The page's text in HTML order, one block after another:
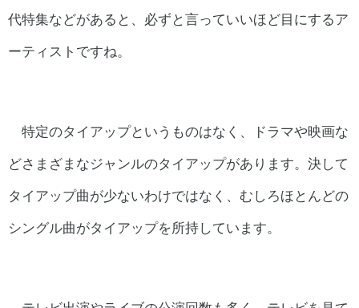
代特集などがあると、必ずと言っていいほど目にするア
ーティストですね。
特定のタイアップというものはなく、ドラマや映画な
どさまざまなジャンルのタイアップがあります。決して
タイアップ曲が少ないわけではなく、むしろほとんどの
シングル曲がタイアップを所持しています。